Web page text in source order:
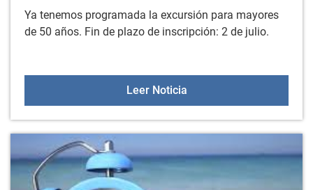
Ya tenemos programada la excursión para mayores
de 50 años. Fin de plazo de inscripción: 2 de julio.
Leer NoticiaExcursión para mayores